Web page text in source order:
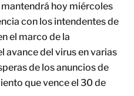
hoy miércoles
con los intendentes de
el marco de la
avance del virus en varias
de los anuncios de
que vence el 30 de